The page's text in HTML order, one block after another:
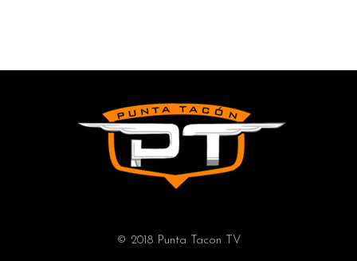
© 2018 Punta Tacon TV